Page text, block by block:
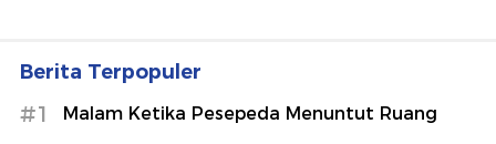
Berita Terpopuler
#1 Malam Ketika Pesepeda Menuntut Ruang